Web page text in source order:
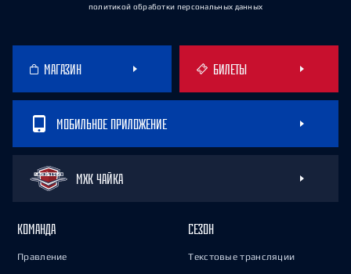
политикой обработки персональных данных
МАГАЗИН БИЛЕТЫ
МОБИЛЬНОЕ ПРИЛОЖЕНИЕ
МХК ЧАЙКА
КОМАНДА
Правление
СЕЗОН
Текстовые трансляции